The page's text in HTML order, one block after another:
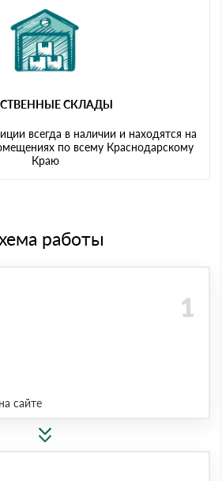
СКЛАДЫ
всегда в наличии и находятся на
по всему Краснодарскому
Краю
работы
сайте